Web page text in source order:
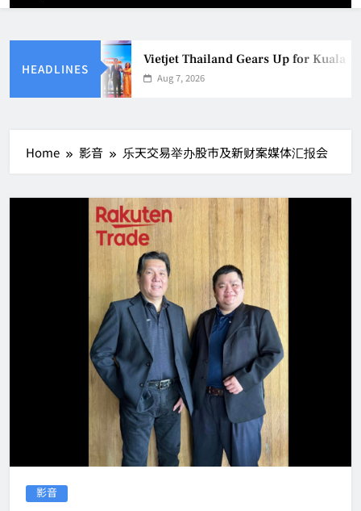
HEADLINES
Vietjet Thailand Gears Up for Kuala
Aug 7, 2026
Home 影音 乐天交易举办股市及新财案媒体汇报会
影音